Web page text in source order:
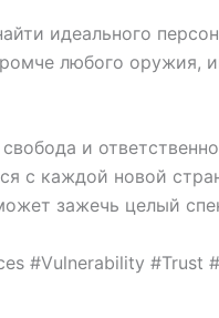
идеального
любого оружия,
и
с каждой новой
зажечь целый
#Vulnerability #Trust